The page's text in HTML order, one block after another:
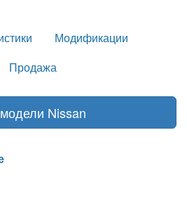
Модификации
Продажа
Nissan